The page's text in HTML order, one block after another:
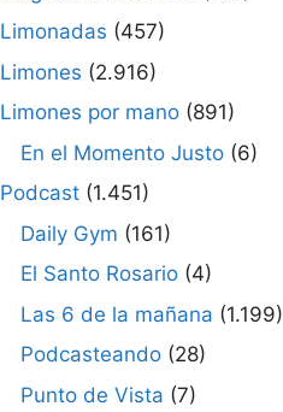
Limonadas (457)
Limones (2.916)
Limones por mano (891)
En el Momento Justo (6)
Podcast (1.451)
Daily Gym (161)
El Santo Rosario (4)
Las 6 de la mañana (1.199)
Podcasteando (28)
Punto de Vista (7)